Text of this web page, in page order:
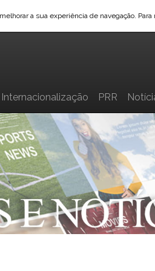
a sua experiência de navegação.
Internacionalização PRR